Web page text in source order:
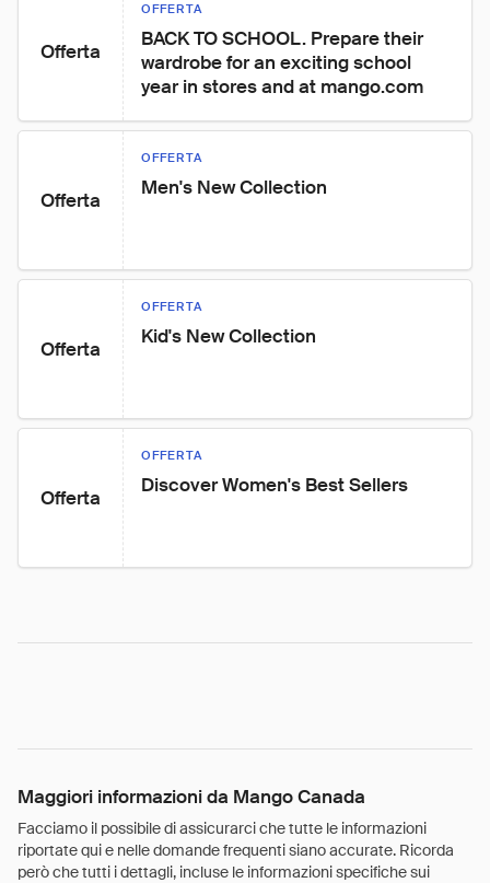
Offerta
OFFERTA
BACK TO SCHOOL. Prepare their
wardrobe for an exciting school
year in stores and at mango.com
Offerta
OFFERTA
Men's New Collection
Offerta
OFFERTA
Kid's New Collection
Offerta
OFFERTA
Discover Women's Best Sellers
Maggiori informazioni da Mango Canada
Facciamo il possibile di assicurarci che tutte le informazioni
riportate qui e nelle domande frequenti siano accurate. Ricorda
però che tutti i dettagli, incluse le informazioni specifiche sui